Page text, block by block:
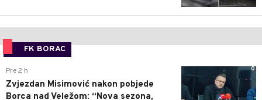
FK BORAC
0
Pre 2 h
Zvjezdan Misimović nakon pobjede
Borca nad Veležom: “Nova sezona,